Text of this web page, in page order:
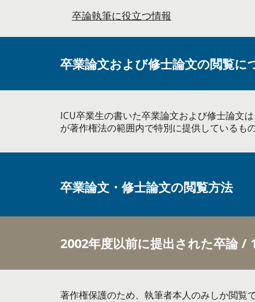
卒論執筆に役立つ情報
卒業論文および修士論文の閲覧に
ICU卒業生の書いた卒業論文および修士論文
が著作権法の範囲内で特別に提供しているも
卒業論文・修士論文の閲覧方法
2002年度以前に提出された卒論 /
著作権保護のため、執筆者本人のみしか閲覧